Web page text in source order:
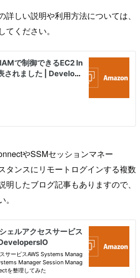
詳しい説明や利用方法については、
ください。
やSSMセッションマネー
タンスにリモートログインする複数
したブログ記事もありますので、